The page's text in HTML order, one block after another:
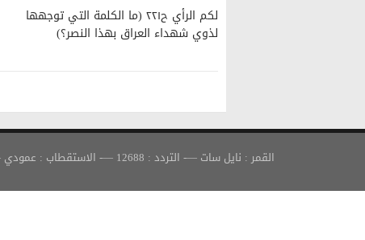
لكم الرأي ح٢٢١ (ما الكلمة التي توجهها
لذوي شهداء العراق بهذا النصر؟)
القمر : نايل سات —- التردد : 12688 —- الاستقطاب : عمودي —- معدل الترميز : 30000